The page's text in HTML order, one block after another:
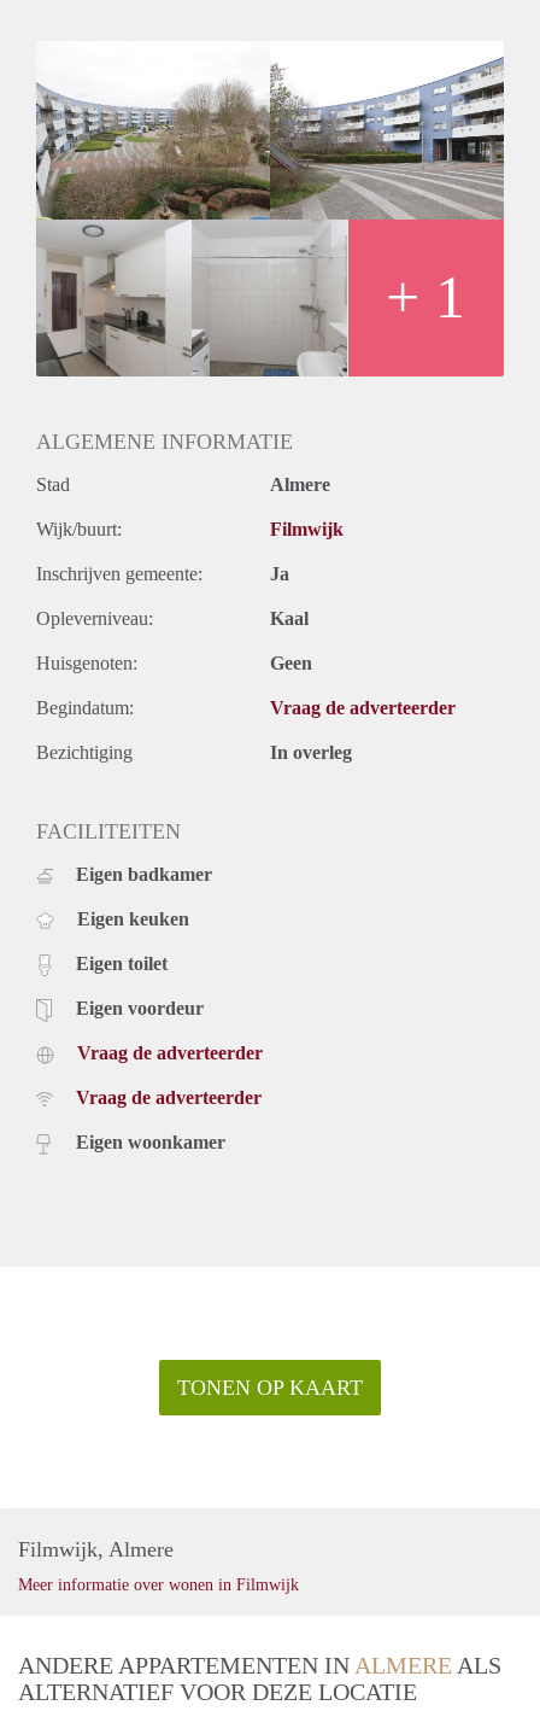
Huisdieren toegestaan: Afhankelijk van de Eigenaar
Huurtoeslag grens: Nee
Geschikt voor studenten: Afhankelijk van de Eigenaar
+ 1
ALGEMENE INFORMATIE
Stad Almere
Wijk/buurt: Filmwijk
Inschrijven gemeente: Ja
Opleverniveau: Kaal
Huisgenoten: Geen
Begindatum: Vraag de adverteerder
Bezichtiging In overleg
FACILITEITEN
Eigen badkamer
Eigen keuken
Eigen toilet
Eigen voordeur
Vraag de adverteerder
Vraag de adverteerder
Eigen woonkamer
TONEN OP KAART
Filmwijk, Almere
Meer informatie over wonen in Filmwijk
ANDERE APPARTEMENTEN IN ALMERE ALS
ALTERNATIEF VOOR DEZE LOCATIE